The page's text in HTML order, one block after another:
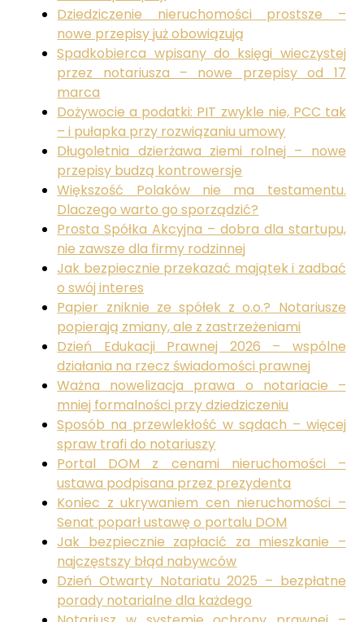
Dziedziczenie nieruchomości prostsze –
nowe przepisy już obowiązują
Spadkobierca wpisany do księgi wieczystej
przez notariusza – nowe przepisy od 17
marca
Dożywocie a podatki: PIT zwykle nie, PCC tak
– i pułapka przy rozwiązaniu umowy
Długoletnia dzierżawa ziemi rolnej – nowe
przepisy budzą kontrowersje
Większość Polaków nie ma testamentu.
Dlaczego warto go sporządzić?
Prosta Spółka Akcyjna – dobra dla startupu,
nie zawsze dla firmy rodzinnej
Jak bezpiecznie przekazać majątek i zadbać
o swój interes
Papier zniknie ze spółek z o.o.? Notariusze
popierają zmiany, ale z zastrzeżeniami
Dzień Edukacji Prawnej 2026 – wspólne
działania na rzecz świadomości prawnej
Ważna nowelizacja prawa o notariacie –
mniej formalności przy dziedziczeniu
Sposób na przewlekłość w sądach – więcej
spraw trafi do notariuszy
Portal DOM z cenami nieruchomości –
ustawa podpisana przez prezydenta
Koniec z ukrywaniem cen nieruchomości –
Senat poparł ustawę o portalu DOM
Jak bezpiecznie zapłacić za mieszkanie –
najczęstszy błąd nabywców
Dzień Otwarty Notariatu 2025 – bezpłatne
porady notarialne dla każdego